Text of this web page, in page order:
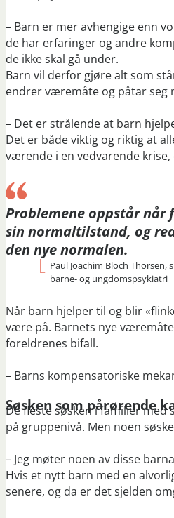
– Barn er mer avhengige enn
de har erfaringer og andre
de ikke skal gå under.
Barn vil derfor gjøre alt som
endrer væremåte og påtar seg
– Det er strålende at barn
Det er både viktig og riktig at
værende i en vedvarende
Problemene oppstår
sin normaltilstand, og
den nye normalen.
Paul Joachim Bloch Thorsen,
barne- og ungdomspsykiatri
Når barn hjelper til og blir
være på. Barnets nye
foreldrenes bifall.
– Barns kompensatoriske
Søsken som pårørende
De fleste søsken i familier
på gruppenivå. Men noen
– Jeg møter noen av disse
Hvis et nytt barn med en
senere, og da er det sjelden